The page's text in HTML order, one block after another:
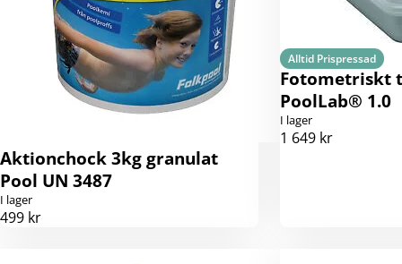
Aktionchock 3kg granulat
Pool UN 3487
I lager
499 kr
Alltid Prispressad
Fotometriskt
PoolLab® 1.0
I lager
1 649 kr